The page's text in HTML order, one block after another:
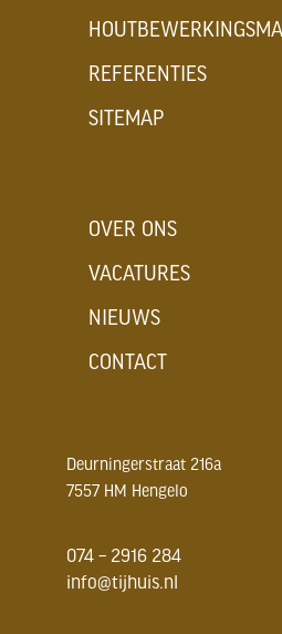
REFERENTIES
SITEMAP
OVER ONS
VACATURES
NIEUWS
CONTACT
Deurningerstraat 216a
7557 HM Hengelo
074 – 2916 284
info@tijhuis.nl